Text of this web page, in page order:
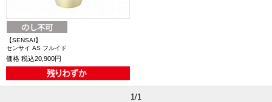
【SENSAI】
センサイ AS フルイド
価格 税込20,900円
1/1